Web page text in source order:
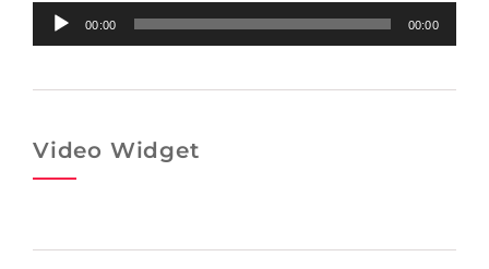
Audio-
Player
00:00 00:00
Video Widget